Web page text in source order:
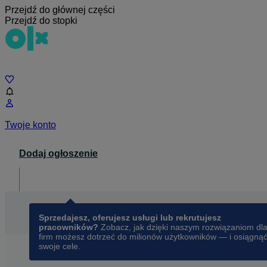
Przejdź do głównej części
Przejdź do stopki
Twoje konto
Dodaj ogłoszenie
Sprzedajesz, oferujesz usługi lub rekrutujesz
pracowników? Zobacz, jak dzięki naszym rozwiązaniom dla
firm możesz dotrzeć do milionów użytkowników — i osiągnąć
swoje cele.